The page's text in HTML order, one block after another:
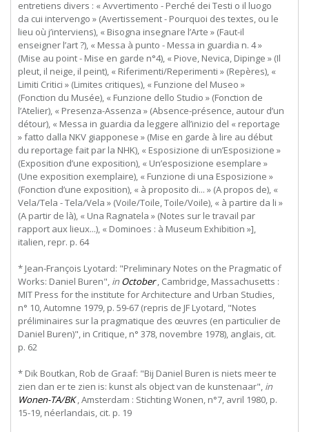
entretiens divers : « Avvertimento - Perché dei Testi o il luogo
da cui intervengo » (Avertissement - Pourquoi des textes, ou le
lieu où j’interviens), « Bisogna insegnare l’Arte » (Faut-il
enseigner l’art ?), « Messa à punto - Messa in guardia n. 4 »
(Mise au point - Mise en garde n°4), « Piove, Nevica, Dipinge » (Il
pleut, il neige, il peint), « Riferimenti/Reperimenti » (Repères), «
Limiti Critici » (Limites critiques), « Funzione del Museo »
(Fonction du Musée), « Funzione dello Studio » (Fonction de
l’Atelier), « Presenza-Assenza » (Absence-présence, autour d’un
détour), « Messa in guardia da leggere all’inizio del « reportage
» fatto dalla NKV giapponese » (Mise en garde à lire au début
du reportage fait par la NHK), « Esposizione di un’Esposizione »
(Exposition d’une exposition), « Un’esposizione esemplare »
(Une exposition exemplaire), « Funzione di una Esposizione »
(Fonction d’une exposition), « à proposito di... » (A propos de), «
Vela/Tela - Tela/Vela » (Voile/Toile, Toile/Voile), « à partire da li »
(A partir de là), « Una Ragnatela » (Notes sur le travail par
rapport aux lieux...), « Dominoes : à Museum Exhibition »],
italien, repr. p. 64
* Jean-François Lyotard: "Preliminary Notes on the Pragmatic of
Works: Daniel Buren", in October, Cambridge, Massachusetts :
MIT Press for the institute for Architecture and Urban Studies,
n° 10, Automne 1979, p. 59-67 (repris de JF Lyotard, "Notes
préliminaires sur la pragmatique des œuvres (en particulier de
Daniel Buren)", in Critique, n° 378, novembre 1978), anglais, cit.
p. 62
* Dik Boutkan, Rob de Graaf: "Bij Daniel Buren is niets meer te
zien dan er te zien is: kunst als object van de kunstenaar", in
Wonen-TA/BK, Amsterdam : Stichting Wonen, n°7, avril 1980, p.
15-19, néerlandais, cit. p. 19